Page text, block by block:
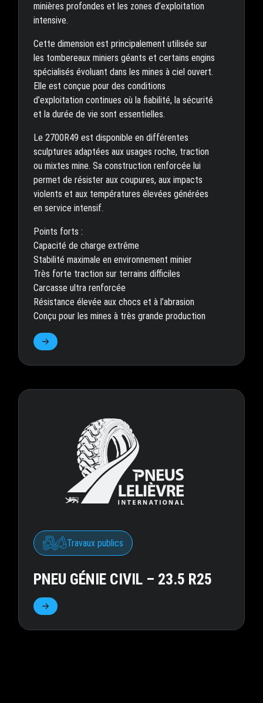
minières profondes et les zones d’exploitation
intensive.
Cette dimension est principalement utilisée sur
les tombereaux miniers géants et certains engins
spécialisés évoluant dans les mines à ciel ouvert.
Elle est conçue pour des conditions
d’exploitation continues où la fiabilité, la sécurité
et la durée de vie sont essentielles.
Le 2700R49 est disponible en différentes
sculptures adaptées aux usages roche, traction
ou mixtes mine. Sa construction renforcée lui
permet de résister aux coupures, aux impacts
violents et aux températures élevées générées
en service intensif.
Points forts :
Capacité de charge extrême
Stabilité maximale en environnement minier
Très forte traction sur terrains difficiles
Carcasse ultra renforcée
Résistance élevée aux chocs et à l’abrasion
Conçu pour les mines à très grande production
Travaux publics
PNEU GÉNIE CIVIL – 23.5 R25